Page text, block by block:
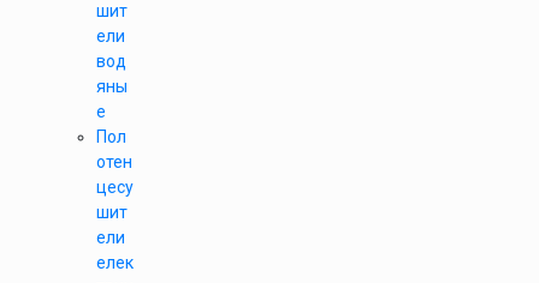
шит
ели
вод
яны
е
Пол
отен
цесу
шит
ели
елек